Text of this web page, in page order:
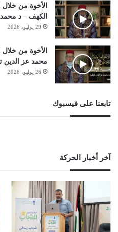
الأخوة من
الكهف – د
29 يوليو، 2026
الأخوة من
محمد عز الدين
26 يوليو، 2026
تابعنا على فيسبوك
آخر أخبار الحركة